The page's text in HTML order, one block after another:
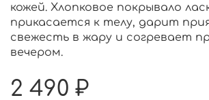
кожей. Хлопковое покрывало
прикасается к телу, дарит
свежесть в жару и согревает
вечером.
2 490 ₽